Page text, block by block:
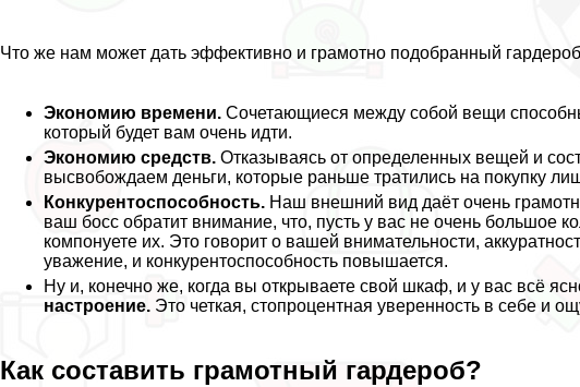
Что же нам может дать эффективно и грамотно подобранный
Экономию времени. Сочетающиеся между собой вещи
который будет вам очень идти.
Экономию средств. Отказываясь от определенных вещей и
высвобождаем деньги, которые раньше тратились на покупку
Конкурентоспособность. Наш внешний вид даёт очень
ваш босс обратит внимание, что, пусть у вас не очень большое
компонуете их. Это говорит о вашей внимательности,
уважение, и конкурентоспособность повышается.
Ну и, конечно же, когда вы открываете свой шкаф, и у вас всё
настроение. Это четкая, стопроцентная уверенность в себе и
Как составить грамотный гардероб?